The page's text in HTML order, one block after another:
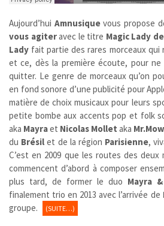
Aujourd’hui Amnusiquevous propose
vous agiteravec le titre Magic Lady
Lady fait partie des rares morceaux
et ce, dès la première écoute, pour ne
quitter. Le genre de morceaux qu’on
en fond sonore d’une publicité pour
matière de choix musicaux pour leurs
petite bombe aux accents pop et folk
aka Mayraet Nicolas Mollet aka Mr.Mow
du Brésil et de la région Parisienne,
C’est en 2009 que les routes des deux
commencent d’abord à composer
plus tard, de former le duo Mayra
finalement trio en 2013 avec l’arrivée de
groupe.
(SUITE…)